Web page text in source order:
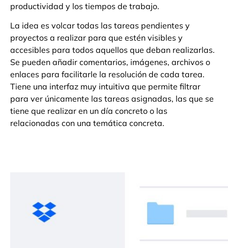
productividad y los tiempos de trabajo.
La idea es volcar todas las tareas pendientes y
proyectos a realizar para que estén visibles y
accesibles para todos aquellos que deban realizarlas.
Se pueden añadir comentarios, imágenes, archivos o
enlaces para facilitarle la resolución de cada tarea.
Tiene una interfaz muy intuitiva que permite filtrar
para ver únicamente las tareas asignadas, las que se
tiene que realizar en un día concreto o las
relacionadas con una temática concreta.